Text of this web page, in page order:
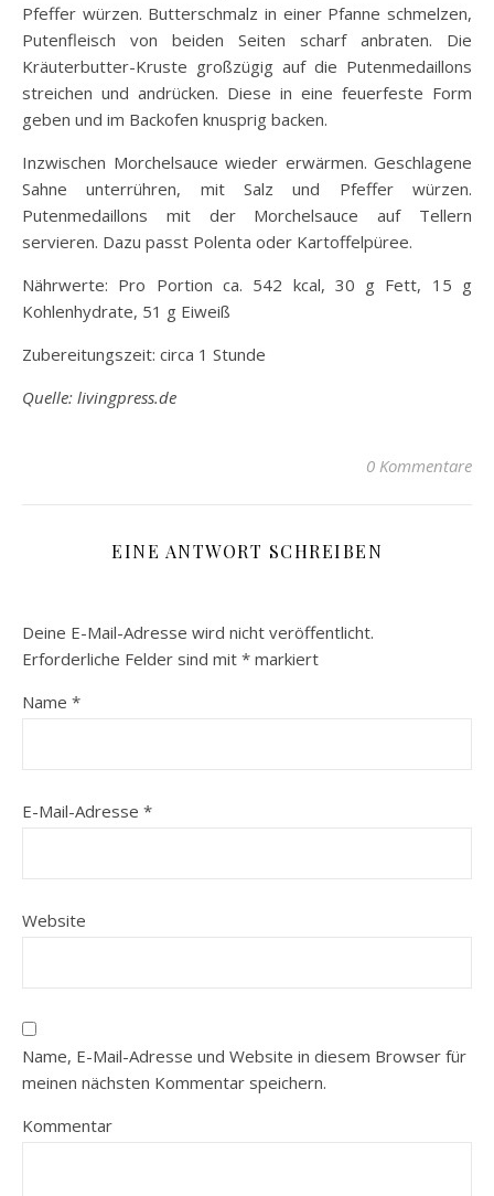
Pfeffer würzen. Butterschmalz in einer Pfanne schmelzen,
Putenfleisch von beiden Seiten scharf anbraten. Die
Kräuterbutter-Kruste großzügig auf die Putenmedaillons
streichen und andrücken. Diese in eine feuerfeste Form
geben und im Backofen knusprig backen.
Inzwischen Morchelsauce wieder erwärmen. Geschlagene
Sahne unterrühren, mit Salz und Pfeffer würzen.
Putenmedaillons mit der Morchelsauce auf Tellern
servieren. Dazu passt Polenta oder Kartoffelpüree.
Nährwerte: Pro Portion ca. 542 kcal, 30 g Fett, 15 g
Kohlenhydrate, 51 g Eiweiß
Zubereitungszeit: circa 1 Stunde
Quelle: livingpress.de
0 Kommentare
EINE ANTWORT SCHREIBEN
Deine E-Mail-Adresse wird nicht veröffentlicht.
Erforderliche Felder sind mit * markiert
Name *
E-Mail-Adresse *
Website
Name, E-Mail-Adresse und Website in diesem Browser für
meinen nächsten Kommentar speichern.
Kommentar